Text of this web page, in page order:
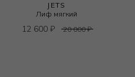
JETS
Лиф мягкий
12 600 ₽ 20 000₽